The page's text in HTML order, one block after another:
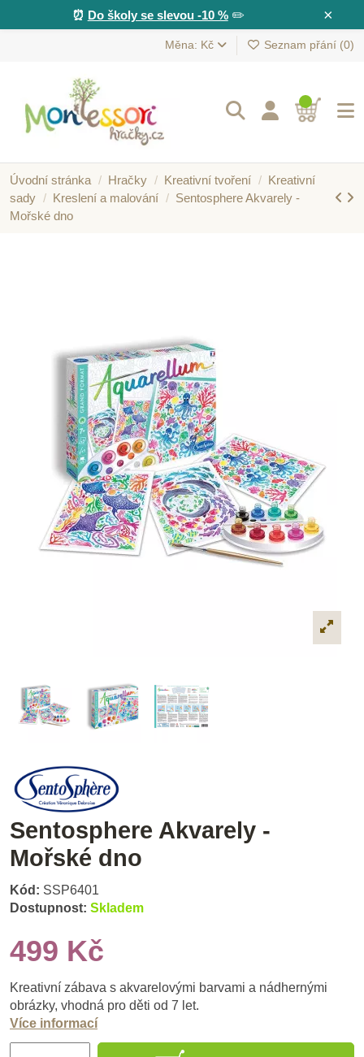
×
⏰ Do školy se slevou -10 %✏️
Měna: Kč Seznam přání (0)
Úvodní stránka Hračky Kreativní tvoření
Kreativní
sady
Kreslení a malování
Sentosphere Akvarely -
Mořské dno
Sentosphere Akvarely -
Mořské dno
Kód: SSP6401
Dostupnost: Skladem
499 Kč
Kreativní zábava s akvarelovými barvami a nádhernými
obrázky, vhodná pro děti od 7 let.
Více informací